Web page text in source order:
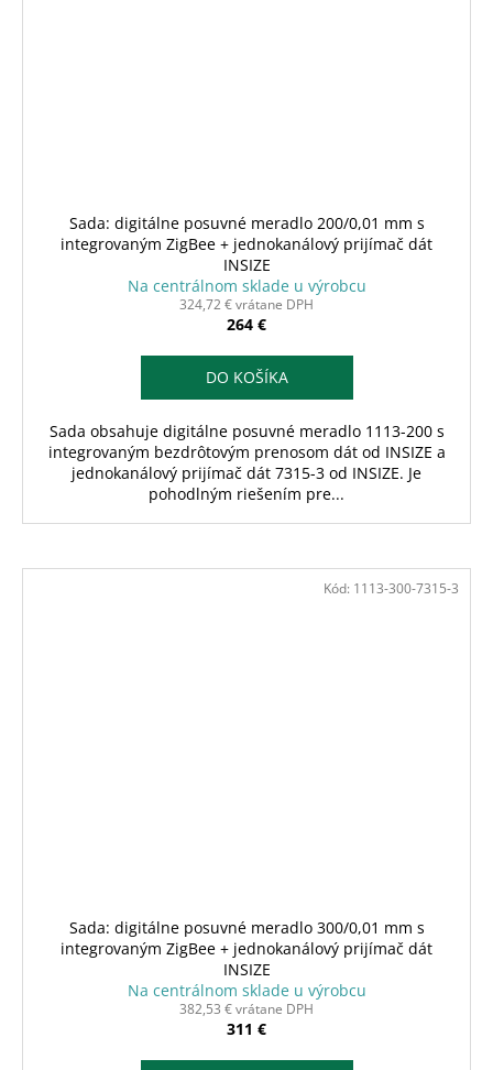
Sada: digitálne posuvné meradlo 200/0,01 mm s
integrovaným ZigBee + jednokanálový prijímač dát
INSIZE
Na centrálnom sklade u výrobcu
324,72 € vrátane DPH
264 €
DO KOŠÍKA
Sada obsahuje digitálne posuvné meradlo 1113-200 s
integrovaným bezdrôtovým prenosom dát od INSIZE a
jednokanálový prijímač dát 7315-3 od INSIZE. Je
pohodlným riešením pre...
Sada: digitálne posuvné meradlo 300/0,01 mm s
integrovaným ZigBee + jednokanálový prijímač dát
INSIZE
Na centrálnom sklade u výrobcu
382,53 € vrátane DPH
311 €
Kód: 1113-300-7315-3